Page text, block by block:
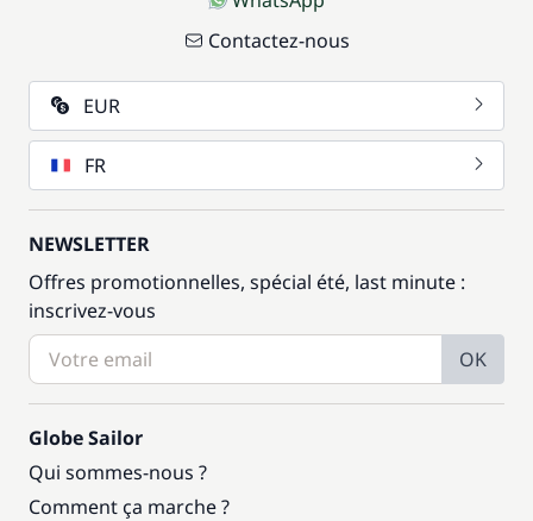
Contactez-nous
EUR
FR
NEWSLETTER
Offres promotionnelles, spécial été, last minute :
inscrivez-vous
OK
Globe Sailor
Qui sommes-nous ?
Comment ça marche ?